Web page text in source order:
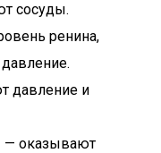
сосуды.
ренина,
давление и
— оказывают